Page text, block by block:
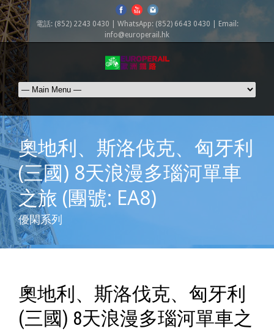
電話: (852) 2243 0430 | WhatsApp: (852) 6643 0430 | Email:
info@europerail.hk
奧地利、斯洛伐克、匈牙利
(三國) 8天浪漫多瑙河單車
之旅 (團號: EA8)
優閑系列
奧地利、斯洛伐克、匈牙利
(三國) 8天浪漫多瑙河單車之